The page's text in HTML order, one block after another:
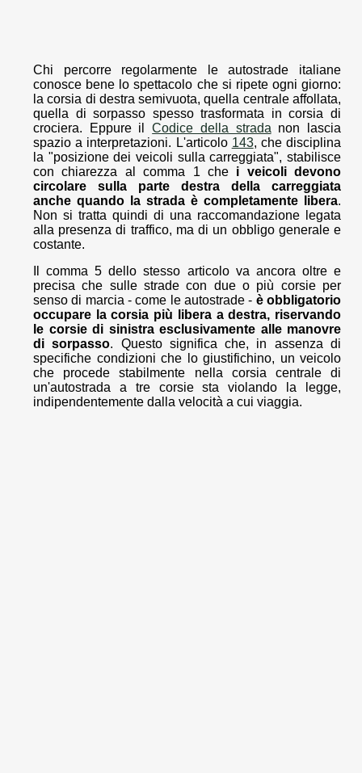
Chi percorre regolarmente le autostrade italiane
conosce bene lo spettacolo che si ripete ogni giorno:
la corsia di destra semivuota, quella centrale affollata,
quella di sorpasso spesso trasformata in corsia di
crociera. Eppure ilCodice della strada non lascia
spazio a interpretazioni. L'articolo 143, che disciplina
la "posizione dei veicoli sulla carreggiata", stabilisce
con chiarezza al comma 1 che i veicoli devono
circolare sulla parte destra della carreggiata
anche quando la strada è completamente libera.
Non si tratta quindi di una raccomandazione legata
alla presenza di traffico, ma di un obbligo generale e
costante.
Il comma 5 dello stesso articolo va ancora oltre e
precisa che sulle strade con due o più corsie per
senso di marcia - come le autostrade - è obbligatorio
occupare la corsia più libera a destra, riservando
le corsie di sinistra esclusivamente alle manovre
di sorpasso. Questo significa che, in assenza di
specifiche condizioni che lo giustifichino, un veicolo
che procede stabilmente nella corsia centrale di
un'autostrada a tre corsie sta violando la legge,
indipendentemente dalla velocità a cui viaggia.